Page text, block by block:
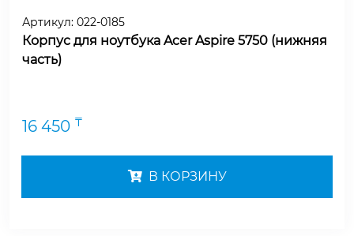
Артикул: 022-0185
Корпус для ноутбука Acer Aspire 5750 (нижняя
часть)
16 450 ₸
В КОРЗИНУ